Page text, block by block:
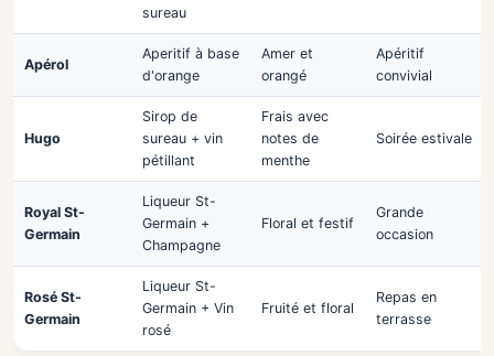
sureau
Apérol
Aperitif à base
d'orange
Amer et
orangé
Apéritif
convivial
Hugo
Sirop de
sureau + vin
pétillant
Frais avec
notes de
menthe
Soirée estivale
Royal St-
Germain
Liqueur St-
Germain +
Champagne
Floral et festif
Grande
occasion
Rosé St-
Germain
Liqueur St-
Germain + Vin
rosé
Fruité et floral
Repas en
terrasse